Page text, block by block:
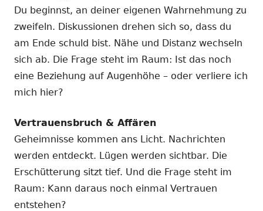
Du beginnst, an deiner eigenen Wahrnehmung zu
zweifeln. Diskussionen drehen sich so, dass du
am Ende schuld bist. Nähe und Distanz wechseln
sich ab. Die Frage steht im Raum: Ist das noch
eine Beziehung auf Augenhöhe – oder verliere ich
mich hier?
Vertrauensbruch & Affären
Geheimnisse kommen ans Licht. Nachrichten
werden entdeckt. Lügen werden sichtbar. Die
Erschütterung sitzt tief. Und die Frage steht im
Raum: Kann daraus noch einmal Vertrauen
entstehen?